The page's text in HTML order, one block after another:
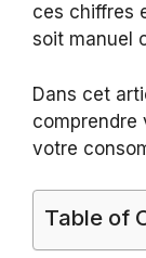
ces chiffres
soit manuel
Dans cet
comprendre
votre
Table of